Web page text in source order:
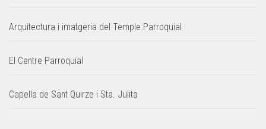
Arquitectura i imatgeria del Temple Parroquial
El Centre Parroquial
Capella de Sant Quirze i Sta. Julita